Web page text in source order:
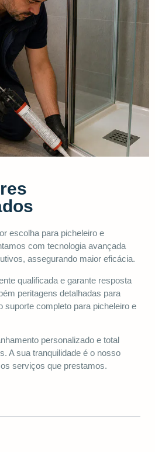
escolha para picheleiro e
com tecnologia avançada
assegurando maior eficácia.
qualificada e garante resposta
peritagens detalhadas para
suporte completo para picheleiro e
personalizado e total
A sua tranquilidade é o nosso
serviços que prestamos.